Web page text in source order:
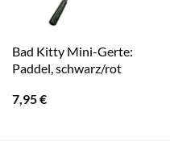
Bad Kitty Mini-Gerte:
Paddel, schwarz/rot
7,95€